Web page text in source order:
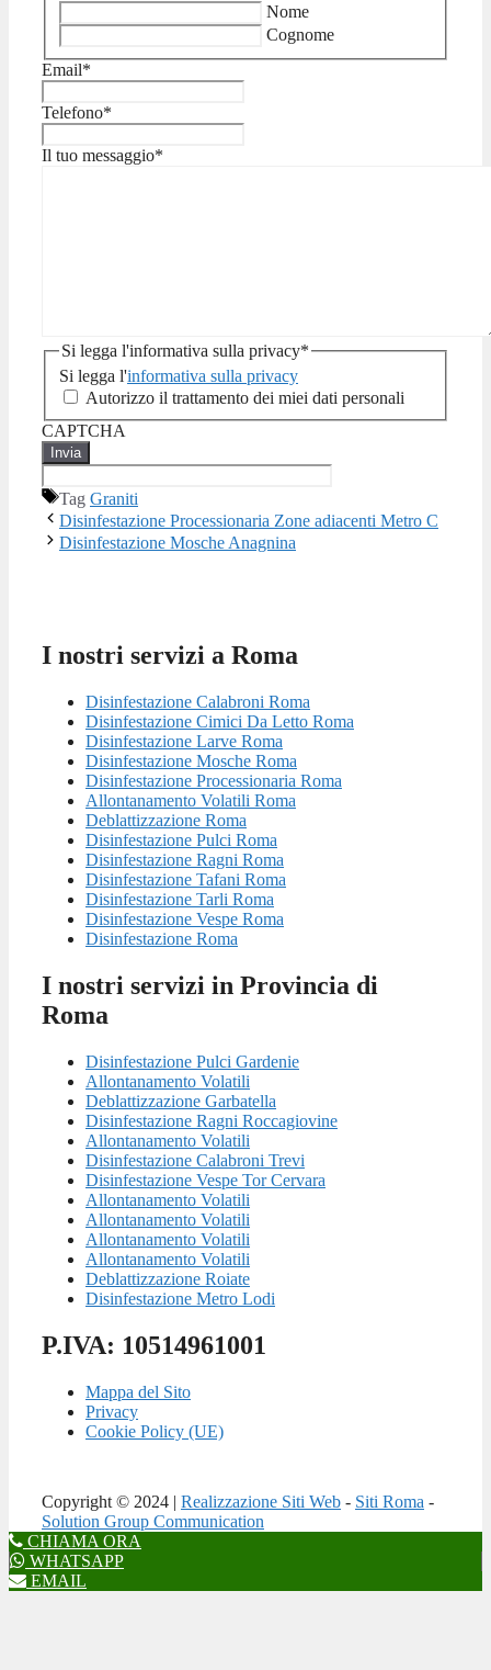
Nome
Cognome
Email*
Telefono*
Il tuo messaggio*
Si legga l'informativa sulla privacy*
Si legga l'informativa sulla privacy
Autorizzo il trattamento dei miei dati personali
CAPTCHA
Tag Graniti
Disinfestazione Processionaria Zone adiacenti Metro C
Disinfestazione Mosche Anagnina
I nostri servizi a Roma
Disinfestazione Calabroni Roma
Disinfestazione Cimici Da Letto Roma
Disinfestazione Larve Roma
Disinfestazione Mosche Roma
Disinfestazione Processionaria Roma
Allontanamento Volatili Roma
Deblattizzazione Roma
Disinfestazione Pulci Roma
Disinfestazione Ragni Roma
Disinfestazione Tafani Roma
Disinfestazione Tarli Roma
Disinfestazione Vespe Roma
Disinfestazione Roma
I nostri servizi in Provincia di
Roma
Disinfestazione Pulci Gardenie
Allontanamento Volatili
Deblattizzazione Garbatella
Disinfestazione Ragni Roccagiovine
Allontanamento Volatili
Disinfestazione Calabroni Trevi
Disinfestazione Vespe Tor Cervara
Allontanamento Volatili
Allontanamento Volatili
Allontanamento Volatili
Allontanamento Volatili
Deblattizzazione Roiate
Disinfestazione Metro Lodi
P.IVA: 10514961001
Mappa del Sito
Privacy
Cookie Policy (UE)
Copyright © 2024 | Realizzazione Siti Web - Siti Roma -
Solution Group Communication
CHIAMA ORA
WHATSAPP
EMAIL